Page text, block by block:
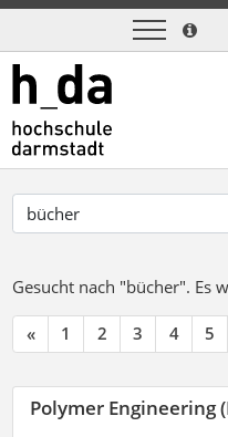
Gesucht nach "bücher". Es
« 1 2 3 4 5
Polymer Engineering